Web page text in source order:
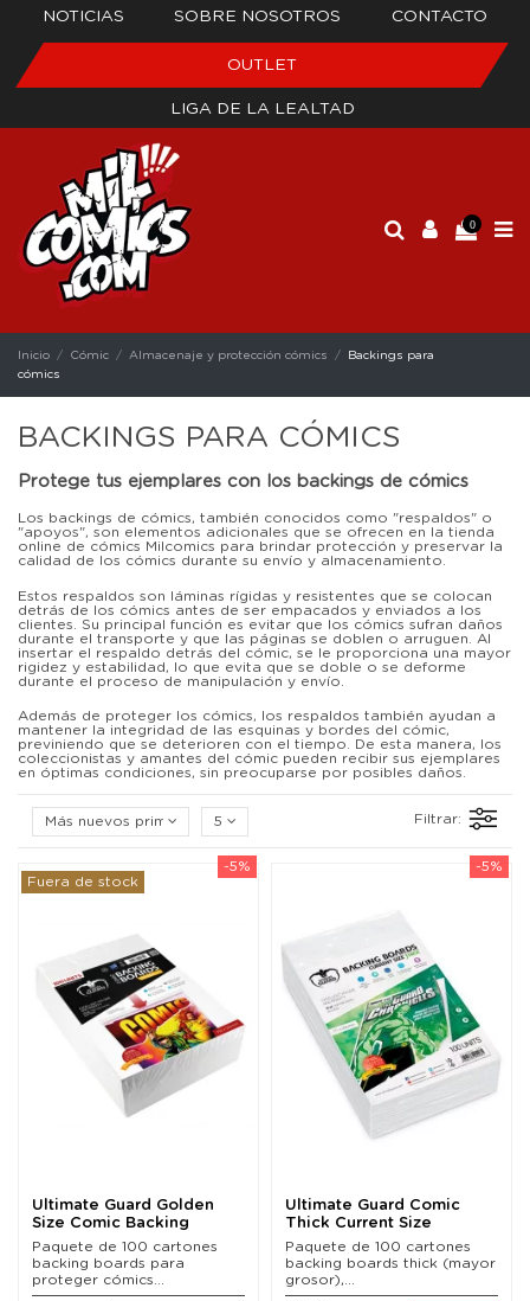
NOTICIAS SOBRE NOSOTROS CONTACTO
OUTLET
LIGA DE LA LEALTAD
0
Inicio Cómic Almacenaje y protección cómics
Backings para
cómics
BACKINGS PARA CÓMICS
Protege tus ejemplares con los backings de cómics
Los backings de cómics, también conocidos como "respaldos" o
"apoyos", son elementos adicionales que se ofrecen en la tienda
online de cómics Milcomics para brindar protección y preservar la
calidad de los cómics durante su envío y almacenamiento.
Estos respaldos son láminas rígidas y resistentes que se colocan
detrás de los cómics antes de ser empacados y enviados a los
clientes. Su principal función es evitar que los cómics sufran daños
durante el transporte y que las páginas se doblen o arruguen. Al
insertar el respaldo detrás del cómic, se le proporciona una mayor
rigidez y estabilidad, lo que evita que se doble o se deforme
durante el proceso de manipulación y envío.
Además de proteger los cómics, los respaldos también ayudan a
mantener la integridad de las esquinas y bordes del cómic,
previniendo que se deterioren con el tiempo. De esta manera, los
coleccionistas y amantes del cómic pueden recibir sus ejemplares
en óptimas condiciones, sin preocuparse por posibles daños.
Más nuevos primero 5 Filtrar:
-5%
Fuera de stock
Ultimate Guard Golden
Size Comic Backing
Boards (100)
Paquete de 100 cartones
backing boards para
proteger cómics...
-5%
Ultimate Guard Comic
Thick Current Size
Backing Boards (100)
Paquete de 100 cartones
backing boards thick (mayor
grosor),...